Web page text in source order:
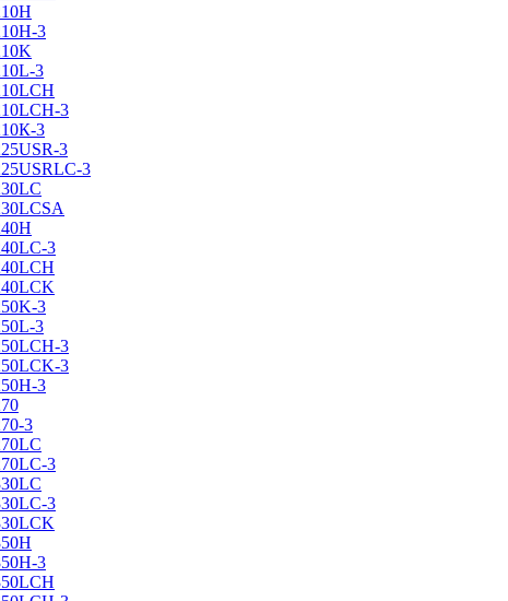
3
3
3
3
3
3
3
3
3
3
3
3
3
3
3
3